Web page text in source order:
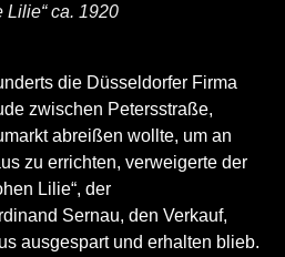
Lilie“ ca. 1920
die Düsseldorfer Firma
zwischen Petersstraße,
abreißen wollte, um an
zu errichten, verweigerte der
Lilie“, der
Sernau, den Verkauf,
ausgespart und erhalten blieb.